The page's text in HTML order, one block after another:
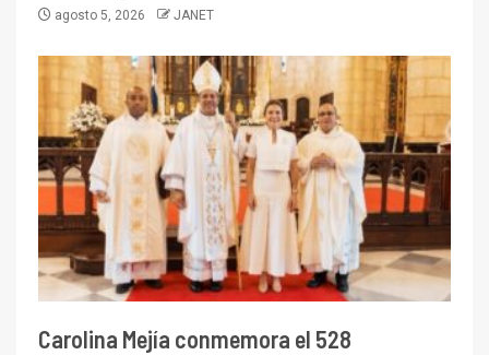
agosto 5, 2026 JANET
Carolina Mejía conmemora el 528